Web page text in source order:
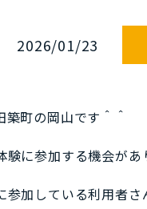
2026/01/23
町の岡山です＾＾
に参加する機会が
参加している利用者